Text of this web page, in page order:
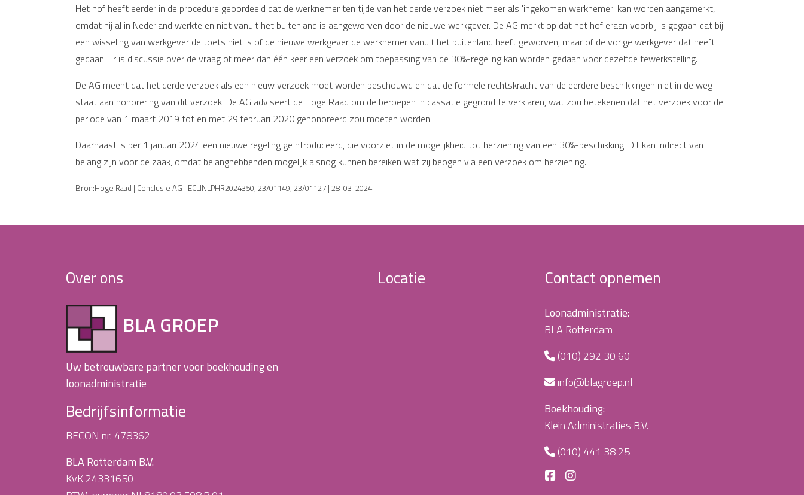
Het hof heeft eerder in de procedure geoordeeld dat de werknemer ten tijde van het derde verzoek niet meer als 'ingekomen werknemer' kan worden aangemerkt,
omdat hij al in Nederland werkte en niet vanuit het buitenland is aangeworven door de nieuwe werkgever. De AG merkt op dat het hof eraan voorbij is gegaan dat bij
een wisseling van werkgever de toets niet is of de nieuwe werkgever de werknemer vanuit het buitenland heeft geworven, maar of de vorige werkgever dat heeft
gedaan. Er is discussie over de vraag of meer dan één keer een verzoek om toepassing van de 30%-regeling kan worden gedaan voor dezelfde tewerkstelling.
De AG meent dat het derde verzoek als een nieuw verzoek moet worden beschouwd en dat de formele rechtskracht van de eerdere beschikkingen niet in de weg
staat aan honorering van dit verzoek. De AG adviseert de Hoge Raad om de beroepen in cassatie gegrond te verklaren, wat zou betekenen dat het verzoek voor de
periode van 1 maart 2019 tot en met 29 februari 2020 gehonoreerd zou moeten worden.
Daarnaast is per 1 januari 2024 een nieuwe regeling geïntroduceerd, die voorziet in de mogelijkheid tot herziening van een 30%-beschikking. Dit kan indirect van
belang zijn voor de zaak, omdat belanghebbenden mogelijk alsnog kunnen bereiken wat zij beogen via een verzoek om herziening.
Bron:Hoge Raad | Conclusie AG | ECLINLPHR2024350, 23/01149, 23/01127 | 28-03-2024
Over ons
BLA GROEP
Uw betrouwbare partner voor boekhouding en
loonadministratie
Bedrijfsinformatie
BECON nr. 478362
BLA Rotterdam B.V.
KvK 24331650
Locatie Contact opnemen
Loonadministratie:
BLA Rotterdam
(010) 292 30 60
info@blagroep.nl
Boekhouding:
Klein Administraties B.V.
(010) 441 38 25